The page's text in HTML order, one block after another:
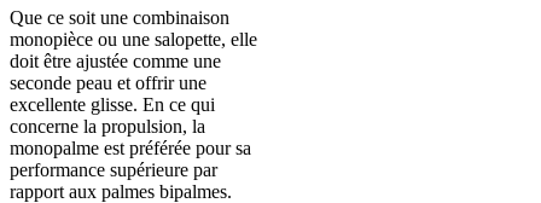
Que ce soit une combinaison
monopièce ou une salopette, elle
doit être ajustée comme une
seconde peau et offrir une
excellente glisse. En ce qui
concerne la propulsion, la
monopalme est préférée pour sa
performance supérieure par
rapport aux palmes bipalmes.